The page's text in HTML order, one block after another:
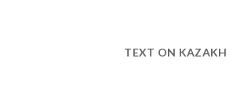
TEXT ON KAZAKH